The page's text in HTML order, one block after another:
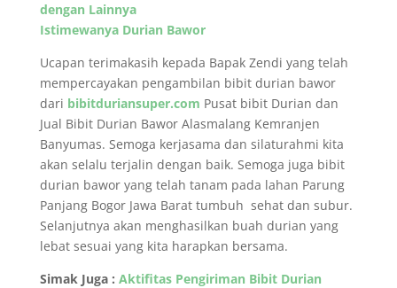
dengan Lainnya
Istimewanya Durian Bawor
Ucapan terimakasih kepada Bapak Zendi yang telah
mempercayakan pengambilan bibit durian bawor
dari bibitduriansuper.com Pusat bibit Durian dan
Jual Bibit Durian Bawor Alasmalang Kemranjen
Banyumas. Semoga kerjasama dan silaturahmi kita
akan selalu terjalin dengan baik. Semoga juga bibit
durian bawor yang telah tanam pada lahan Parung
Panjang Bogor Jawa Barat tumbuh sehat dan subur.
Selanjutnya akan menghasilkan buah durian yang
lebat sesuai yang kita harapkan bersama.
Simak Juga : Aktifitas Pengiriman Bibit Durian